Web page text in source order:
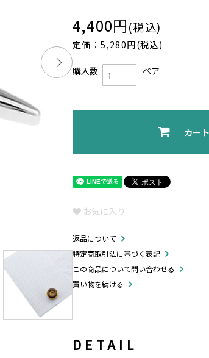
4,400円(税込)
定価：5,280円(税込)
購入数 ペア
カー
お気に入り
返品について
特定商取引法に基づく表記
この商品について問い合わせる
買い物を続ける
DETAIL